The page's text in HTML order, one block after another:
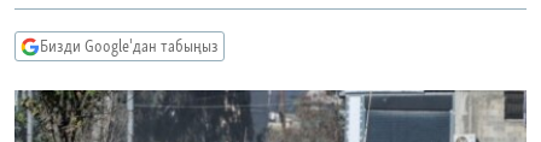
ДАНИСТЕ
Русский
Бизди Google'дан табыңыз